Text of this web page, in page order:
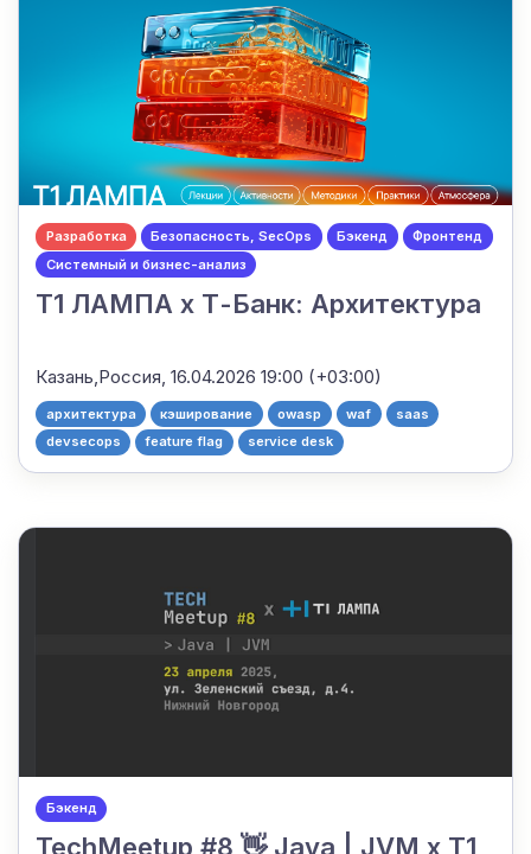
Разработка Безопасность, SecOps Бэкенд
Фронтенд
Системный и бизнес-анализ
Т1 ЛАМПА x Т-Банк: Архитектура
Казань,Россия,16.04.2026 19:00 (+03:00)
архитектура кэширование owasp waf
saas
devsecops
feature flag service desk
Бэкенд
TechMeetup #8 👋 Java | JVM x T1